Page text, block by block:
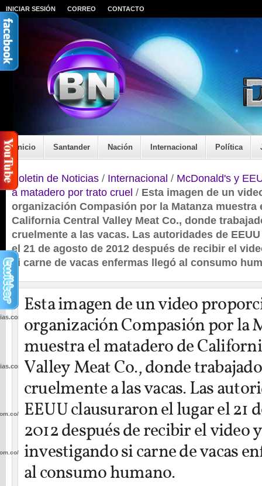
INICIAR SESIÓN CORREO CONTACTO
Inicio Santander Nación Internacional Política
Boletin de Noticias / Internacional / McDonald's y
a matadero por trato cruel / Esta imagen de un
organización Compasión por la Matanza muestra
California Central Valley Meat Co., donde
cruelmente a las vacas. Las autoridades de
el 21 de agosto de 2012 después de recibir el
si carne de vacas enfermas llegó al consumo
Esta imagen de un video
organización Compasión por la
muestra el matadero de
Valley Meat Co., donde
cruelmente a las vacas. Las
EEUU clausuraron el lugar el 21
2012 después de recibir el video
investigando si carne de vacas
al consumo humano.
wp-
wp-
wp-
wp-